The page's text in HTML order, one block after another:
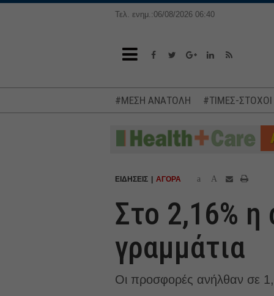
Τελ. ενημ.:06/08/2026 06:40
#ΜΕΣΗ ΑΝΑΤΟΛΗ #ΤΙΜΕΣ-
ΕΙΔΗΣΕΙΣ ΑΓΟΡΑ a A
Στο 2,16%
γραμμάτια
Οι προσφορές ανήλθαν σε